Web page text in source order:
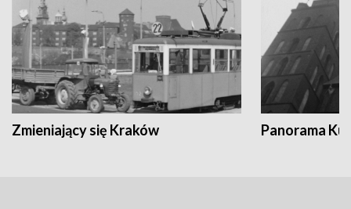
Zmieniający się Kraków Panorama